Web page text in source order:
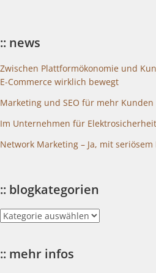
:: news
Zwischen Plattformökonomie und
E-Commerce wirklich bewegt
Marketing und SEO für mehr
Im Unternehmen für Elektrosicherheit
Network Marketing – Ja, mit seriösem
:: blogkategorien
::
blogkategorien
:: mehr infos